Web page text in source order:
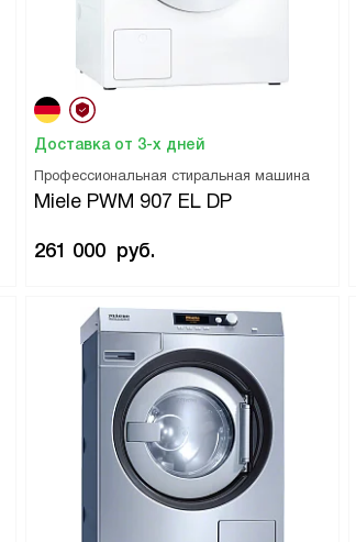
Профессиональная стиральная машина
Miele PWM 907 EL DP
Доставка от 3-х дней
261 000 руб.